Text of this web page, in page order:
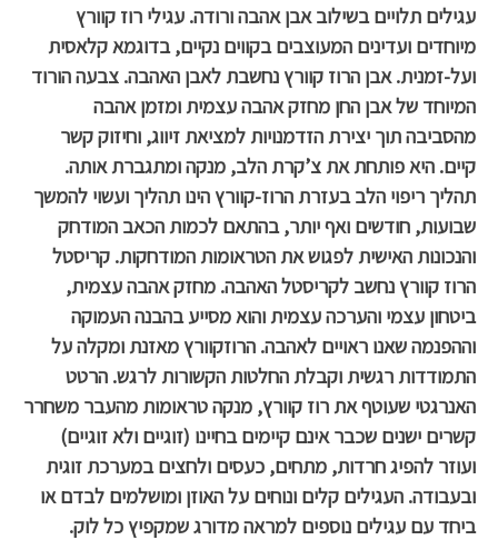
עגילים תלויים בשילוב אבן אהבה ורודה. עגילי רוז קוורץ
מיוחדים ועדינים המעוצבים בקווים נקיים, בדוגמא קלאסית
ועל-זמנית. אבן הרוז קוורץ נחשבת לאבן האהבה. צבעה הורוד
המיוחד של אבן החן מחזק אהבה עצמית ומזמן אהבה
מהסביבה תוך יצירת הזדמנויות למציאת זיווג, וחיזוק קשר
קיים. היא פותחת את צ’קרת הלב, מנקה ומתגברת אותה.
תהליך ריפוי הלב בעזרת הרוז-קוורץ הינו תהליך ועשוי להמשך
שבועות, חודשים ואף יותר, בהתאם לכמות הכאב המודחק
והנכונות האישית לפגוש את הטראומות המודחקות. קריסטל
הרוז קוורץ נחשב לקריסטל האהבה. מחזק אהבה עצמית,
ביטחון עצמי והערכה עצמית והוא מסייע בהבנה העמוקה
וההפנמה שאנו ראויים לאהבה. הרוזקוורץ מאזנת ומקלה על
התמודדות רגשית וקבלת החלטות הקשורות לרגש. הרטט
האנרגטי שעוטף את רוז קוורץ, מנקה טראומות מהעבר משחרר
קשרים ישנים שכבר אינם קיימים בחיינו (זוגיים ולא זוגיים)
ועוזר להפיג חרדות, מתחים, כעסים ולחצים במערכת זוגית
ובעבודה. העגילים קלים ונוחים על האוזן ומושלמים לבדם או
ביחד עם עגילים נוספים למראה מדורג שמקפיץ כל לוק.